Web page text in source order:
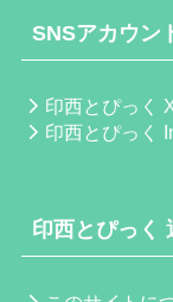
SNSアカウン
印西とぴっく
印西とぴっく
印西とぴっく